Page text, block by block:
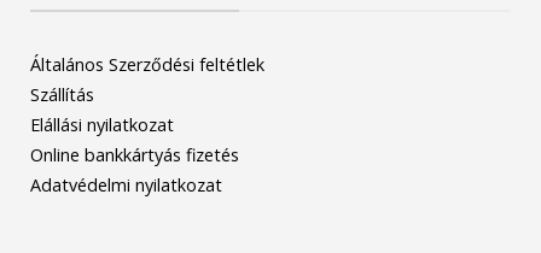
Általános Szerződési feltétlek
Szállítás
Elállási nyilatkozat
Online bankkártyás fizetés
Adatvédelmi nyilatkozat